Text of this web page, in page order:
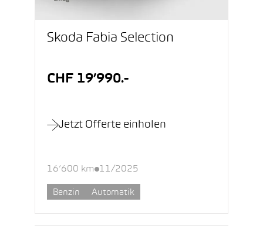
Škoda Fabia Selection
CHF 19’990.-
Jetzt Offerte einholen
16’600 km 11/2025
Benzin Automatik